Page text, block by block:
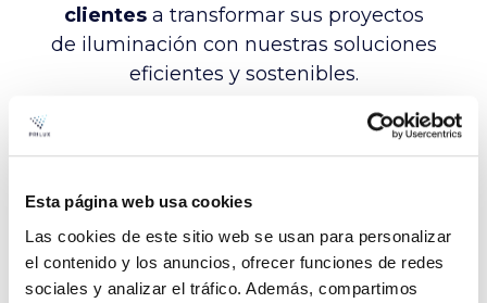
Esta página web usa cookies
Las cookies de este sitio web se usan para personalizar
el contenido y los anuncios, ofrecer funciones de redes
sociales y analizar el tráfico. Además, compartimos
clientesa transformar sus proyectos
de iluminación con nuestras soluciones
eficientes y sostenibles.
Ofrecemos tecnología innovadora y
sistemas de control inteligente para
maximizar el rendimiento.